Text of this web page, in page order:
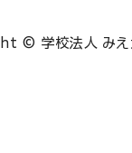
© 学校法人 みえ